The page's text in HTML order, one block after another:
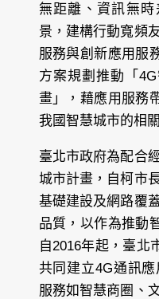
無距離、資訊無
景，建構行動寬頻
服務與創新應用服
方案規劃推動「
畫」，藉應用服務
我國智慧城市的相
臺北市政府為配合
城市計畫，自柯市
基礎建設及網路覆
品質，以作為推動
自2016年起，臺北
共同建立4G通訊
服務如智慧商圈、